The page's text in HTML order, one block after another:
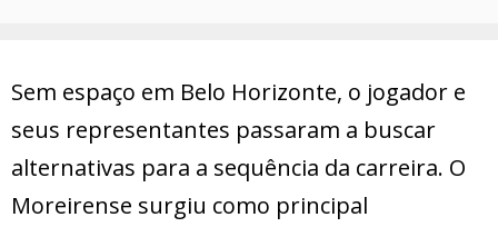
Sem espaço em Belo Horizonte, o jogador e
seus representantes passaram a buscar
alternativas para a sequência da carreira. O
Moreirense surgiu como principal